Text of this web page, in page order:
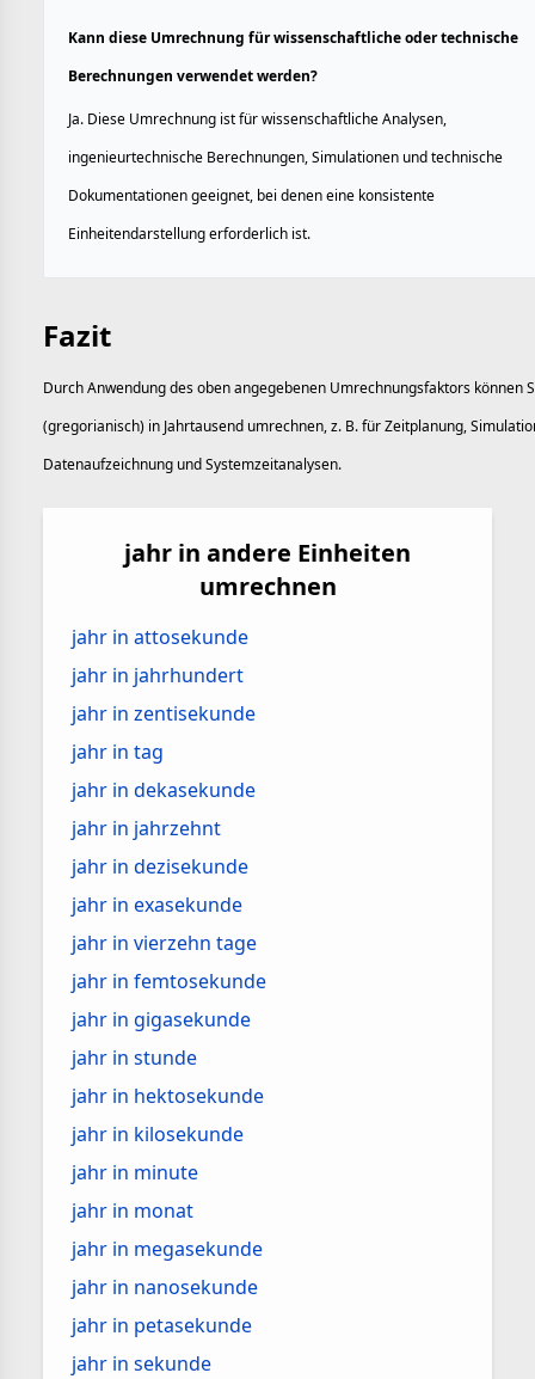
Kann diese Umrechnung für wissenschaftliche oder technische
Berechnungen verwendet werden?
Ja. Diese Umrechnung ist für wissenschaftliche Analysen,
ingenieurtechnische Berechnungen, Simulationen und technische
Dokumentationen geeignet, bei denen eine konsistente
Einheitendarstellung erforderlich ist.
Fazit
Durch Anwendung des oben angegebenen Umrechnungsfaktors können
(gregorianisch) in Jahrtausend umrechnen, z. B. für Zeitplanung,
Datenaufzeichnung und Systemzeitanalysen.
jahr in andere Einheiten
umrechnen
jahr in attosekunde
jahr in jahrhundert
jahr in zentisekunde
jahr in tag
jahr in dekasekunde
jahr in jahrzehnt
jahr in dezisekunde
jahr in exasekunde
jahr in vierzehn tage
jahr in femtosekunde
jahr in gigasekunde
jahr in stunde
jahr in hektosekunde
jahr in kilosekunde
jahr in minute
jahr in monat
jahr in megasekunde
jahr in nanosekunde
jahr in petasekunde
jahr in sekunde